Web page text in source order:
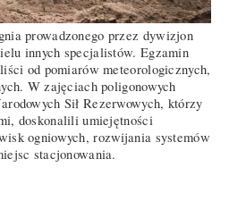
prowadzonego przez dywizjon
innych specjalistów. Egzamin
od pomiarów meteorologicznych,
W zajęciach poligonowych
Sił Rezerwowych, którzy
doskonalili umiejętności
ogniowych, rozwijania systemów
stacjonowania.